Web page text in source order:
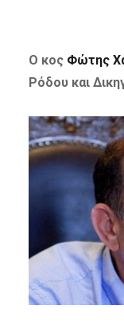
Ο κος Φώτης
Ρόδου και